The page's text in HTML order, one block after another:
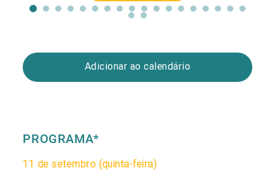
Adicionar ao calendário
PROGRAMA*
11 de setembro (quinta-feira)